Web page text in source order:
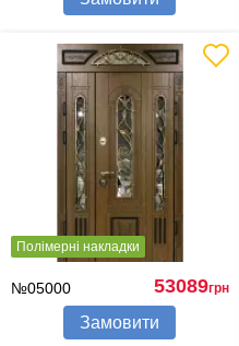
Полімерні накладки
№05000 53089грн
Замовити